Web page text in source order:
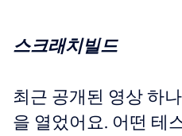
스크래치빌드
최근 공개된 영상 하
을 열었어요. 어떤 테